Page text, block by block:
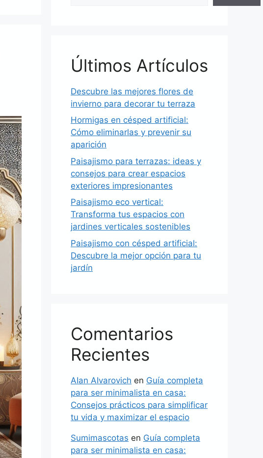
Últimos Artículos
Descubre las mejores flores de
invierno para decorar tu terraza
Hormigas en césped artificial:
Cómo eliminarlas y prevenir su
aparición
Paisajismo para terrazas: ideas y
consejos para crear espacios
exteriores impresionantes
Paisajismo eco vertical:
Transforma tus espacios con
jardines verticales sostenibles
Paisajismo con césped artificial:
Descubre la mejor opción para tu
jardín
Comentarios
Recientes
AIan AIvarovich en Guía completa
para ser minimalista en casa:
Consejos prácticos para simplificar
tu vida y maximizar el espacio
Sumimascotas en Guía completa
para ser minimalista en casa: